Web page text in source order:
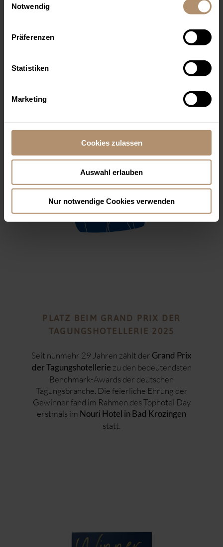
Cookies, wenn Sie unsere Webseite weiterhin nutzen.
Notwendig
Präferenzen
Statistiken
Marketing
Cookies zulassen
Auswahl erlauben
Nur notwendige Cookies verwenden
Umgeben von weitläufigem Grün vereint das
Schwarzwalds mit dem besonderen Privileg
PLATZ BEIM GRAND PRIX DER
TAGUNGSHOTELLERIE 2025
Seit nunmehr 29 Jahren zählt der Grand Prix
der Tagungshotellerie zu den bedeutendsten
Benchmark-Awards der deutschen
Tagungsbranche. Die feierliche Ehrung der
Gewinner fand im Rahmen des Tophotel Day
erstmals im Nouri Hotel in Bad Krozingen
statt.